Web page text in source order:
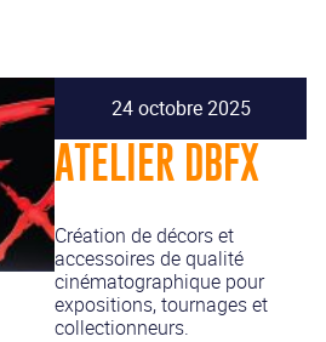
24 octobre 2025
ATELIER DBFX
Création de décors et
accessoires de qualité
cinématographique pour
expositions, tournages et
collectionneurs.